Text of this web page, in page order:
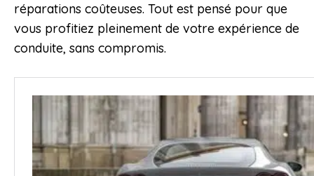
réparations coûteuses. Tout est pensé pour que
vous profitiez pleinement de votre expérience de
conduite, sans compromis.